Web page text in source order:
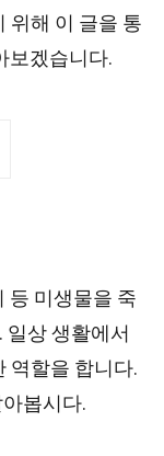
위해 이 글을 통
보겠습니다.
등 미생물을 죽
상 생활에서
역할을 합니다.
봅시다.